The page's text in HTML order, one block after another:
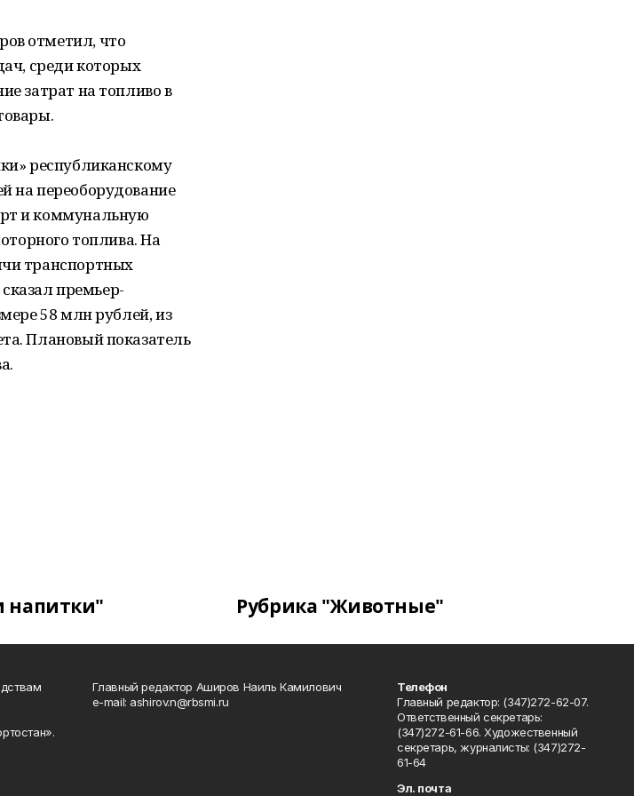
отметил, что
среди которых
затрат на топливо в
республиканскому
на переоборудование
и коммунальную
топлива. На
транспортных
премьер-
58 млн рублей, из
Плановый показатель
напитки" Рубрика "Животные"
Главный редактор Аширов Наиль Камилович
e-mail: ashirov.n@rbsmi.ru
Телефон
Главный редактор: (347)272-62-07.
Ответственный секретарь:
(347)272-61-66. Художественный
секретарь, журналисты: (347)272-
61-64
Эл. почта